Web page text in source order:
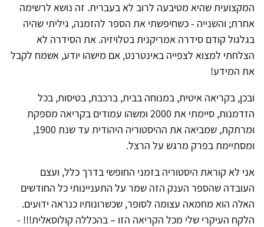
המקצועית שהיא מטיבעה לרוב לא בעברית. זה נושא לרשימה
אחרת; והשנייה - כשחיפשתי את הספר להזמנה, גיליתי שהיה
בגלגול קודם סידרה אמריקנית בטלויזיה. את הסידרה לא
הצלחתי למצוא לצפייה באינטרנט, אם מישהו יודע, אשמח לקבל
את המידע!
ובכן, בקריאה איטית, במנוחה בבית, ברכבת, בטיסות, בכל
הזדמנות, סיימתי את 2000 ומשהו עמודים בקריאה מספקת
ומרתקת, שמביאה את ההיסטוריה היהודית עד שנת 1900,
ומסתיימת בפרק מרגש על הרצל.
אני לא קוראת היסטוריה בזמני החופשי בדרך כלל, ועצם
העובדה שהספר הענק הזה שמר על התעניינותי כל החודשים
האלה הוא מחמאה עצומה לסופר, שכשרונותיו כנראה ידועים.
הלקח העיקרי שלי מכל הקריאה הזו – בהכללה קולוסאלית!!! -